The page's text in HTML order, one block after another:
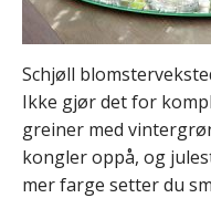
Schjøll
Ikke gjør det for
greiner med
kongler oppå, og
mer farge setter du